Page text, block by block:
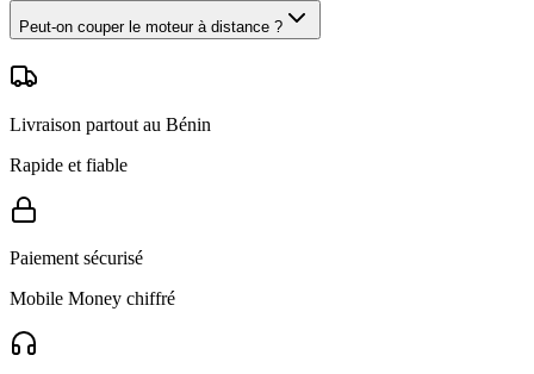
Peut-on couper le moteur à distance ?
Livraison partout au Bénin
Rapide et fiable
Paiement sécurisé
Mobile Money chiffré